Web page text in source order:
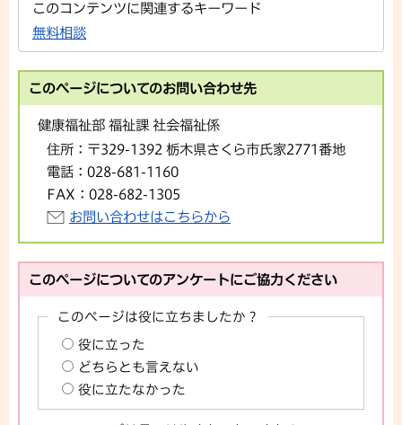
このコンテンツに関連するキーワード
無料相談
このページについてのお問い合わせ先
健康福祉部 福祉課 社会福祉係
住所： 〒329-1392 栃木県さくら市氏家2771番地
電話： 028-681-1160
FAX： 028-682-1305
お問い合わせはこちらから
このページについてのアンケートにご協力ください
このページは役に立ちましたか？
役に立った
どちらとも言えない
役に立たなかった